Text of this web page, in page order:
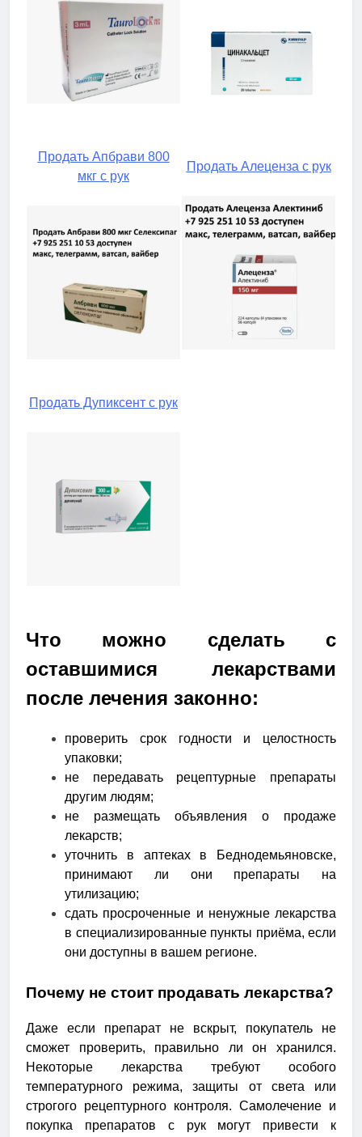
Продать Апбрави 800
мкг с рук
Продать Алеценза с рук
Продать Дупиксент с рук
Что можно сделать с
оставшимися лекарствами
после лечения законно:
проверить срок годности и целостность
упаковки;
не передавать рецептурные препараты
другим людям;
не размещать объявления о продаже
лекарств;
уточнить в аптеках в Беднодемьяновске,
принимают ли они препараты на
утилизацию;
сдать просроченные и ненужные лекарства
в специализированные пункты приёма, если
они доступны в вашем регионе.
Почему не стоит продавать лекарства?
Даже если препарат не вскрыт, покупатель не
сможет проверить, правильно ли он хранился.
Некоторые лекарства требуют особого
температурного режима, защиты от света или
строгого рецептурного контроля. Самолечение и
покупка препаратов с рук могут привести к